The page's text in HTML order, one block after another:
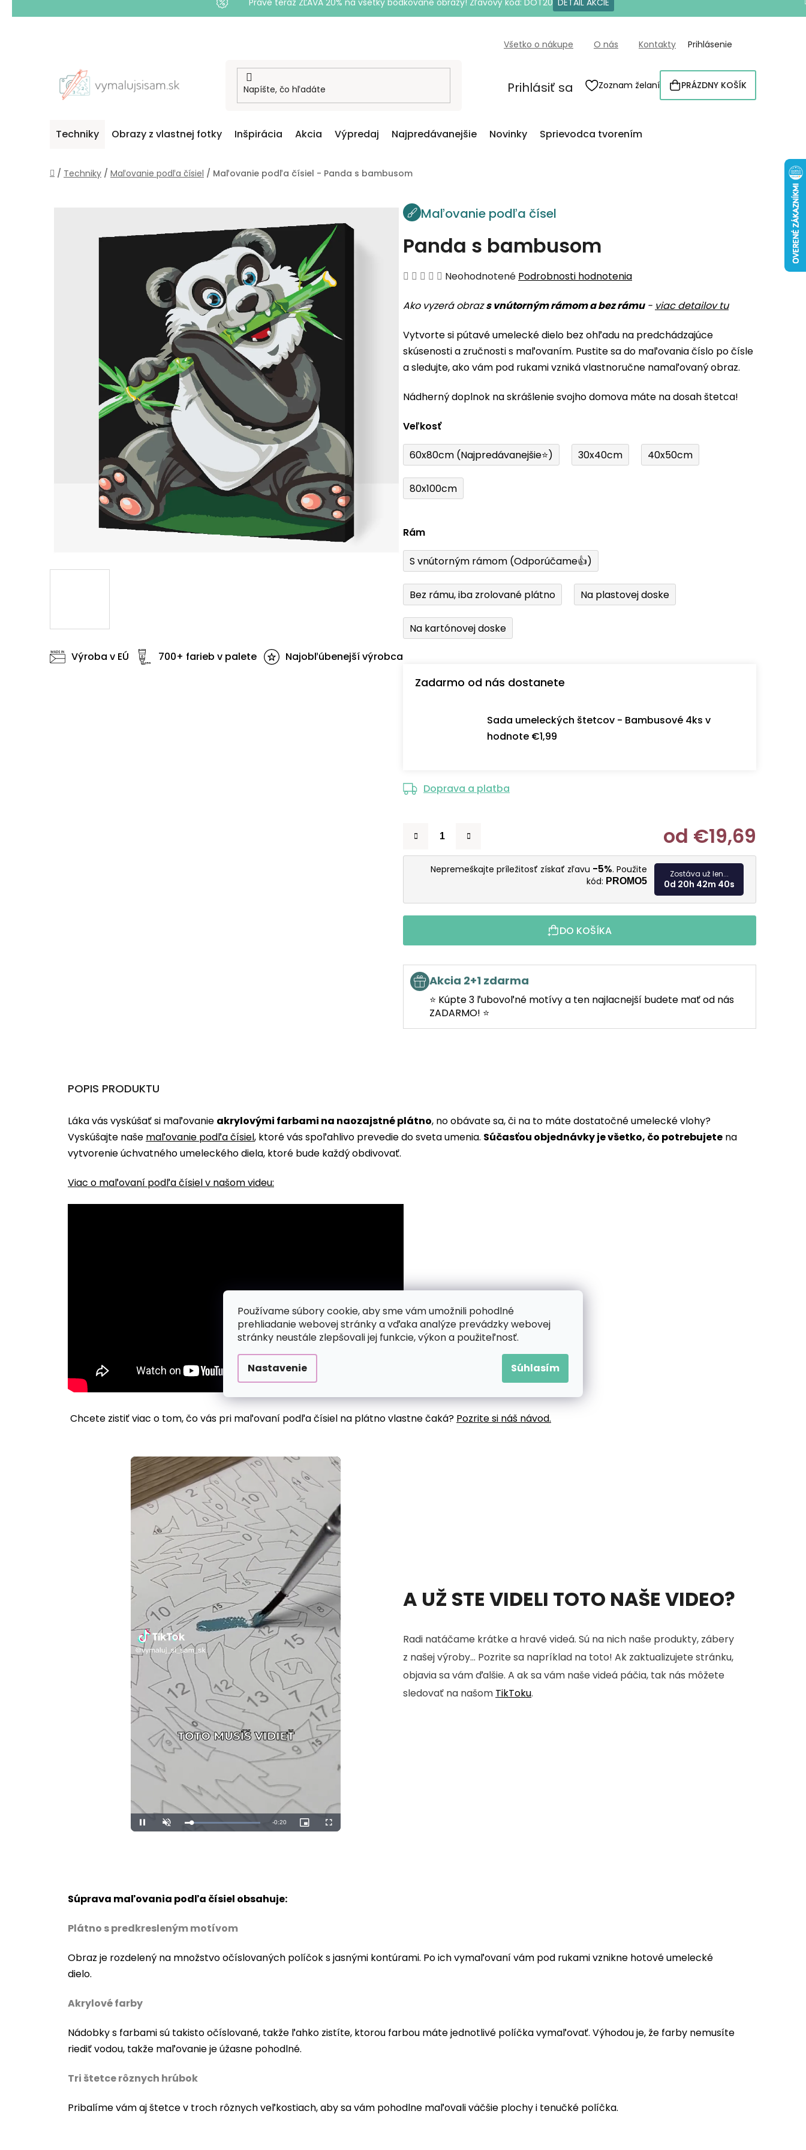
Používame súbory cookie, aby sme vám umožnili pohodlné
prehliadanie webovej stránky a vďaka analýze prevádzky webovej
stránky neustále zlepšovali jej funkcie, výkon a použiteľnosť.
Nastavenie Súhlasím
Práve teraz ZĽAVA 20% na všetky bodkované obrazy! Zľavový kód: DOT20 DETAIL AKCIE
Všetko o nákupe O nás Kontakty Prihlásenie
Prihlásiť sa Zoznam želaní
NÁKUPNÝ
KOŠÍK
PRÁZDNY KOŠÍK
Techniky Obrazy z vlastnej fotky Inšpirácia Akcia Výpredaj Najpredávanejšie Novinky Sprievodca tvorením
Domov
/ Techniky / Maľovanie podľa čísiel / Maľovanie podľa čísiel - Panda s bambusom
Maľovanie podľa čísel
Panda s bambusom
Priemerné
produktu
0,0
z
5
hviezdičiek.
Neohodnotené Podrobnosti hodnotenia
Ako vyzerá obrazs vnútorným rámom a bez rámu- viac detailov tu
Vytvorte si pútavé umelecké dielo bez ohľadu na predchádzajúce
skúsenosti a zručnosti s maľovaním. Pustite sa do maľovania číslo po čísle
a sledujte, ako vám pod rukami vzniká vlastnoručne namaľovaný obraz.
Nádherný doplnok na skrášlenie svojho domova máte na dosah štetca!
Veľkosť
60x80cm (Najpredávanejšie⭐) 30x40cm 40x50cm
80x100cm
Rám
S vnútorným rámom (Odporúčame👍)
Bez rámu, iba zrolované plátno Na plastovej doske
Na kartónovej doske
Zadarmo od nás dostanete
Sada umeleckých štetcov - Bambusové 4ks v
hodnote €1,99
Doprava a platba
od €19,69
Nepremeškajte príležitosť získať zľavu -5%. Použite
kód: PROMO5
Zostáva už len...
0d 20h 42m 39s
DO KOŠÍKA
Akcia 2+1 zdarma
⭐ Kúpte 3 ľubovoľné motívy a ten najlacnejší budete mať od nás
ZADARMO! ⭐
Výroba v EÚ 700+ farieb v palete Najobľúbenejší výrobca
POPIS PRODUKTU
Láka vás vyskúšať si maľovanie akrylovými farbami na naozajstné plátno, no obávate sa, či na to máte dostatočné umelecké vlohy?
Vyskúšajte naše maľovanie podľa čísiel, ktoré vás spoľahlivo prevedie do sveta umenia. Súčasťou objednávky je všetko, čo potrebujete na
vytvorenie úchvatného umeleckého diela, ktoré bude každý obdivovať.
Viac o maľovaní podľa čísiel v našom videu:
Chcete zistiť viac o tom, čo vás pri maľovaní podľa čísiel na plátno vlastne čaká? Pozrite si náš návod.
Unmute Loaded:
100.00%
A UŽ STE VIDELI TOTO NAŠE VIDEO?
Radi natáčame krátke a hravé videá. Sú na nich naše produkty, zábery
z našej výroby... Pozrite sa napríklad na toto! Ak zaktualizujete stránku,
objavia sa vám ďalšie. A ak sa vám naše videá páčia, tak nás môžete
sledovať na našom TikToku.
Súprava maľovania podľa čísiel obsahuje:
Plátno s predkresleným motívom
Obraz je rozdelený na množstvo očíslovaných políčok s jasnými kontúrami. Po ich vymaľovaní vám pod rukami vznikne hotové umelecké
dielo.
Akrylové farby
Nádobky s farbami sú takisto očíslované, takže ľahko zistíte, ktorou farbou máte jednotlivé políčka vymaľovať. Výhodou je, že farby nemusíte
riediť vodou, takže maľovanie je úžasne pohodlné.
Tri štetce rôznych hrúbok
Pribalíme vám aj štetce v troch rôznych veľkostiach, aby sa vám pohodlne maľovali väčšie plochy i tenučké políčka.